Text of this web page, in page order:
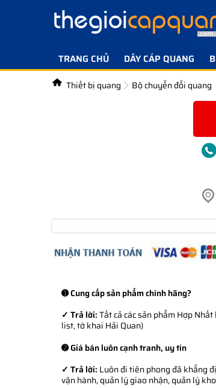
TRANG CHỦ DÂY CÁP QUANG
Thiết bị quang Bộ chuyển đổi quang
➊ Cung cấp sản phẩm chính hãng?
✓ Trả lời:Tất cả các sản phẩm Hợp
list, tờ khai Hải Quan)
➋ Giá bán luôn cạnh tranh, uy tín
✓ Trả lời: Luôn đi tiên phong đã khẳng
vận hành, quản lý giao nhận, quản lý